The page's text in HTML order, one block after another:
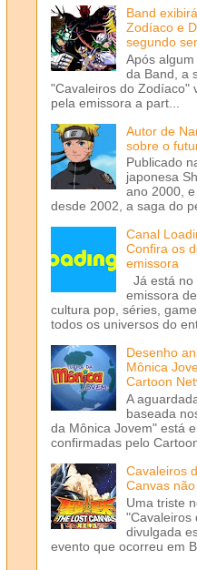
Band
Zodíaco e
segundo
Após
da Band, a
"Cavaleiros do Zodíaco"
pela emissora a part...
Autor de
sobre o
Publicado
japonesa
ano 2000,
desde 2002, a saga do
Canal
Confira os
emissora
Já está no
emissora
cultura pop, séries,
todos os universos do
Desenho
Mônica
Cartoon
A
baseada
da Mônica Jovem" está
confirmadas pelo Cartoon
Cavaleiros
Canvas
Uma triste
"Cavaleiros
divulgada
evento que ocorreu em